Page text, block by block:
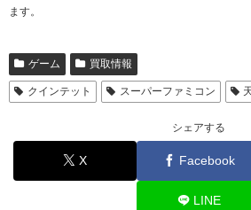
ます。
ゲーム 買取情報
クインテット スーパーファミコン
シェアする
X Facebook
LINE